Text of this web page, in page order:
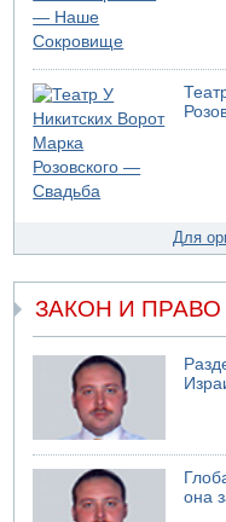
05.08.2026 10:19
Хуситы сообщают об
Левые активисты
"Религиозного
05.08.2026 06:42
В Дубае поднимается
Еще один меморандум
Для
ЗАКОН И ПРАВО
она